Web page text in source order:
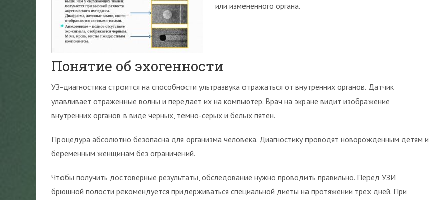
или измененного органа.
Понятие об эхогенности
УЗ-диагностика строится на способности ультразвука отражаться от внутренних органов. Датчик
улавливает отраженные волны и передает их на компьютер. Врач на экране видит изображение
внутренних органов в виде черных, темно-серых и белых пятен.
Процедура абсолютно безопасна для организма человека. Диагностику проводят новорожденным детям и
беременным женщинам без ограничений.
Чтобы получить достоверные результаты, обследование нужно проводить правильно. Перед УЗИ
брюшной полости рекомендуется придерживаться специальной диеты на протяжении трех дней. При